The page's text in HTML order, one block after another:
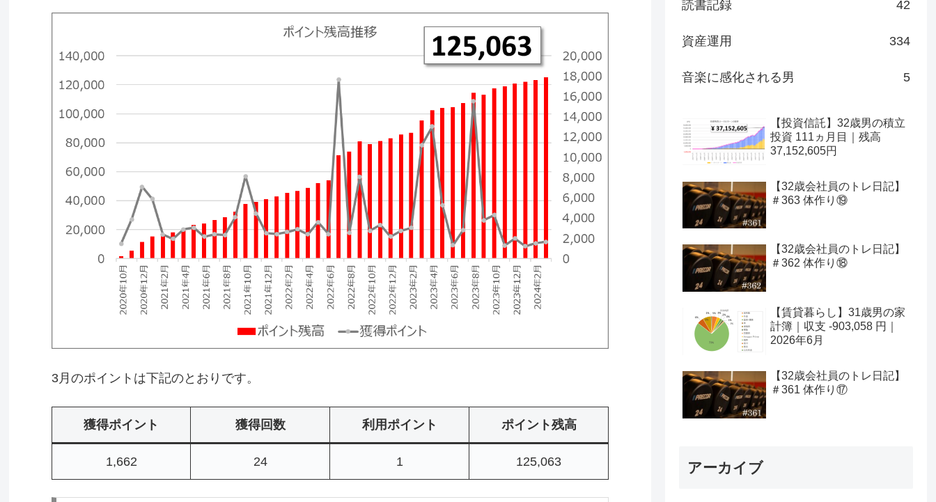
3月のポイントは下記のとおりです。
獲得ポイント 獲得回数 利用ポイント ポイント残高
1,662 24 1 125,063
読書記録 42
資産運用 334
音楽に感化される男 5
【投資信託】32歳男の積立
投資 111ヵ月目｜残高
37,152,605円
【32歳会社員のトレ日記】
＃363 体作り⑲
【32歳会社員のトレ日記】
＃362 体作り⑱
【賃貸暮らし】31歳男の家
計簿｜収支 -903,058 円｜
2026年6月
【32歳会社員のトレ日記】
＃361 体作り⑰
アーカイブ